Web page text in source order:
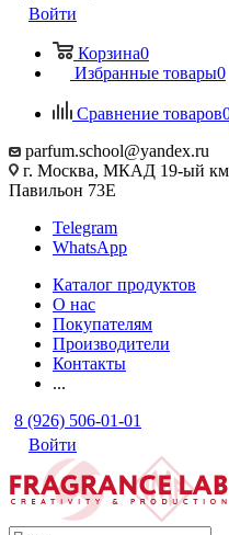
Войти
Корзина0
Избранные товары0
Сравнение товаров
parfum.school@yandex.ru
г. Москва, МКАД 19-ый
Павильон 73Е
Telegram
WhatsApp
Каталог продуктов
О нас
Покупателям
Производители
Контакты
...
8 (926) 506-01-01
Войти